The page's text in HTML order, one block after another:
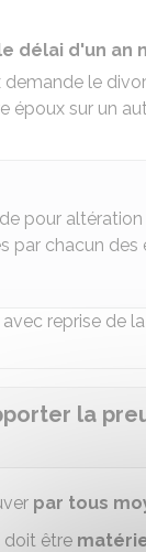
délai d'un an
demande le
époux sur un
pour
par chacun des
reprise de
la
par tous
doit être